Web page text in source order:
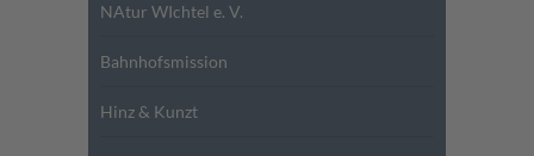
NAtur WIchtel e. V.
Bahnhofsmission
Hinz & Kunzt